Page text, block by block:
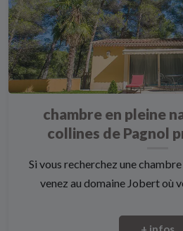
chambre en pleine
collines de Pagnol
Si vous recherchez une chambre
venez au domaine Jobert où